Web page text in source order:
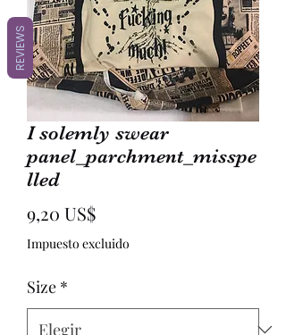
I solemly swear
panel_parchment_misspe
lled
9,20 US$Precio
Impuesto excluido
Size *
REVIEWS